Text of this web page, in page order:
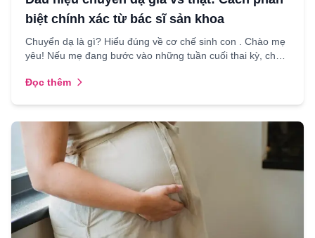
biệt chính xác từ bác sĩ sản khoa
Chuyển dạ là gì? Hiểu đúng về cơ chế sinh con . Chào mẹ
yêu! Nếu mẹ đang bước vào những tuần cuối thai kỳ, chắc
Đọc thêm